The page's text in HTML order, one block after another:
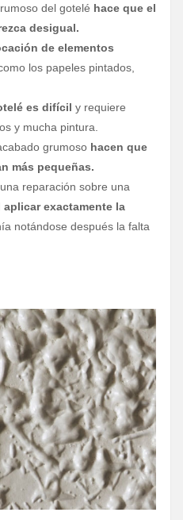
del gotelé hace que el
desigual.
de elementos
los papeles pintados,
es difícil y requiere
y mucha pintura.
grumoso hacen que
más pequeñas.
reparación sobre una
exactamente la
notándose después la falta